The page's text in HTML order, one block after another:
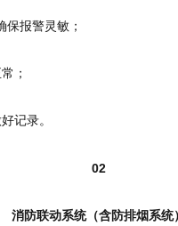
报警灵敏；
；
记录。
02
消防联动系统（含防排烟系统